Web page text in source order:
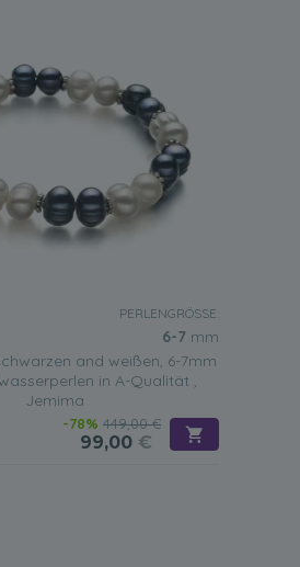
PERLENGRÖSSE:
6-7 mm
and weißen, 6-7mm
in A-Qualität ,
Jemima
-78% 449,00 €
99,00 €